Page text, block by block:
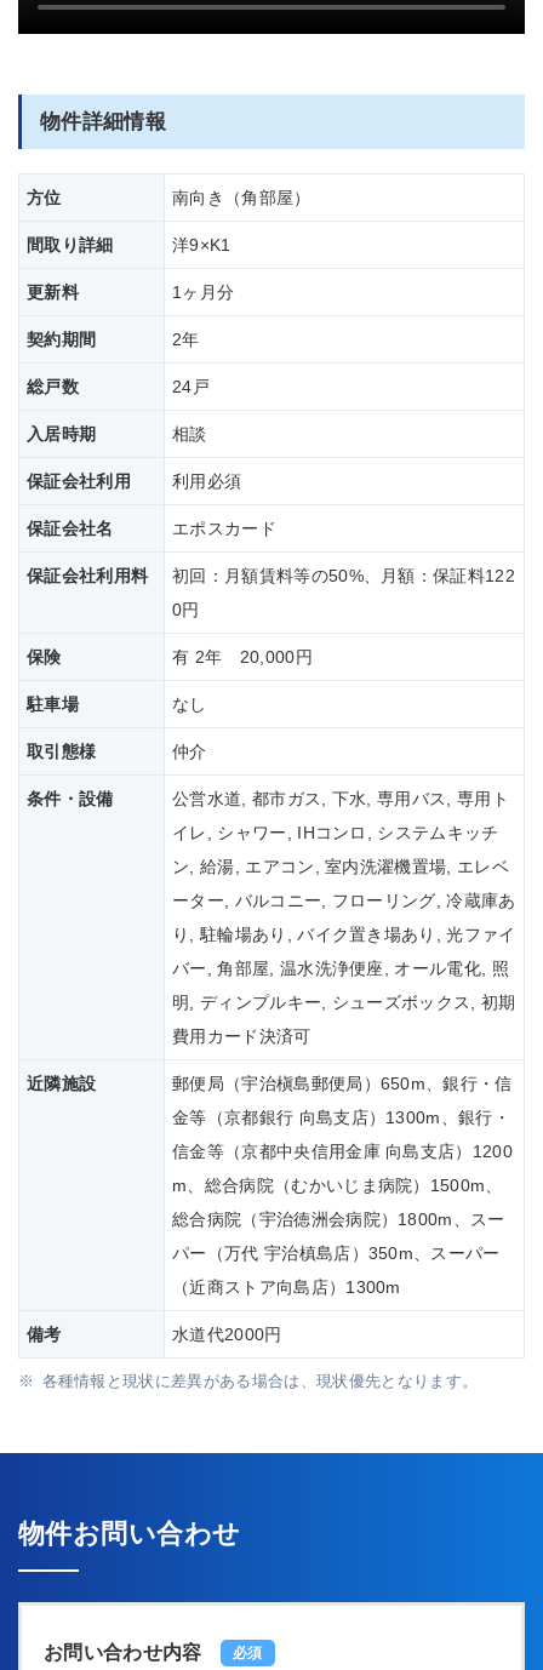
部屋全体
物件詳細情報
方位 南向き（角部屋）
間取り詳細 洋9×K1
更新料 1ヶ月分
契約期間 2年
総戸数 24戸
入居時期 相談
保証会社利用 利用必須
保証会社名 エポスカード
保証会社利用料
初回：月額賃料等の50%、月額：保証料122
0円
保険 有 2年 20,000円
駐車場 なし
取引態様 仲介
条件・設備
公営水道, 都市ガス, 下水, 専用バス, 専用ト
イレ, シャワー, IHコンロ, システムキッチ
ン, 給湯, エアコン, 室内洗濯機置場, エレベ
ーター, バルコニー, フローリング, 冷蔵庫あ
り, 駐輪場あり, バイク置き場あり, 光ファイ
バー, 角部屋, 温水洗浄便座, オール電化, 照
明, ディンプルキー, シューズボックス, 初期
費用カード決済可
近隣施設
郵便局（宇治槇島郵便局）650m、銀行・信
金等（京都銀行 向島支店）1300m、銀行・
信金等（京都中央信用金庫 向島支店）1200
m、総合病院（むかいじま病院）1500m、
総合病院（宇治徳洲会病院）1800m、スー
パー（万代 宇治槙島店）350m、スーパー
（近商ストア向島店）1300m
備考 水道代2000円
各種情報と現状に差異がある場合は、現状優先となります。
物件お問い合わせ